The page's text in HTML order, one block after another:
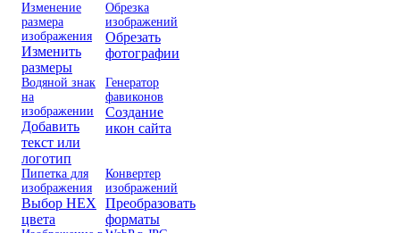
Изменение
размера
изображения
Изменить
размеры
Обрезка
изображений
Обрезать
фотографии
Водяной знак
на
изображении
Добавить
текст или
логотип
Генератор
фавиконов
Создание
икон сайта
Пипетка для
изображения
Выбор HEX
цвета
Конвертер
изображений
Преобразовать
форматы